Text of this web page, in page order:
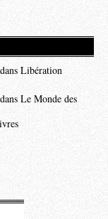
Libération
Le Monde des